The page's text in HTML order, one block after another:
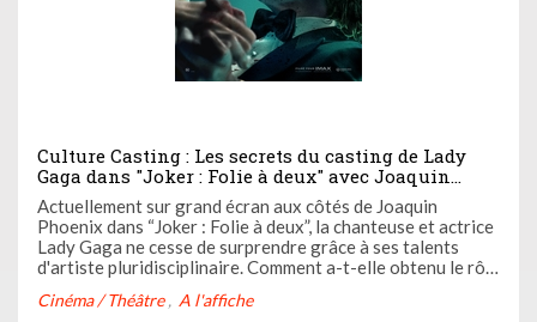
Culture Casting : Les secrets du casting de Lady
Gaga dans "Joker : Folie à deux" avec Joaquin
Phoenix
Actuellement sur grand écran aux côtés de Joaquin
Phoenix dans “Joker : Folie à deux”, la chanteuse et actrice
Lady Gaga ne cesse de surprendre grâce à ses talents
d'artiste pluridisciplinaire. Comment a-t-elle obtenu le rôle
casting, on vous dit tout ci-dessous !
Cinéma / Théâtre A l'affiche